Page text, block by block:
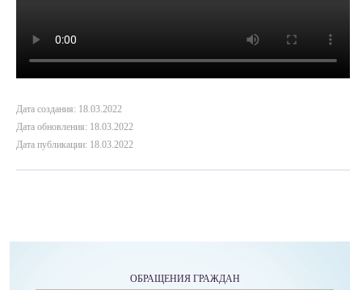
Дата создания: 18.03.2022
Дата обновления: 18.03.2022
Дата публикации: 18.03.2022
ОБРАЩЕНИЯ ГРАЖДАН